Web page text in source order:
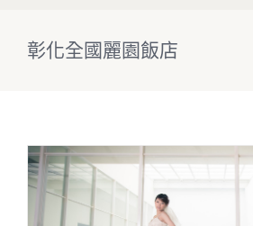
彰化全國麗園飯店